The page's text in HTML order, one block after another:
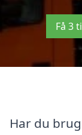
Få 3
Har du